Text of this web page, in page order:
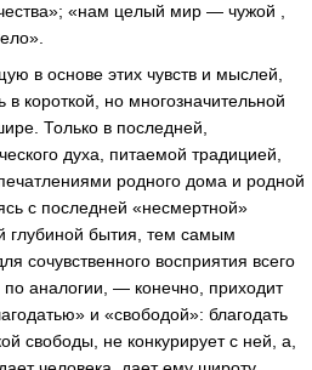
«нам целый мир — чужой ,
в основе этих чувств и мыслей,
короткой, но многозначительной
Только в последней,
духа, питаемой традицией,
родного дома и родной
с последней «несмертной»
глубиной бытия, тем самым
сочувственного восприятия всего
аналогии, — конечно, приходит
и «свободой»: благодать
свободы, не конкурирует с ней, а,